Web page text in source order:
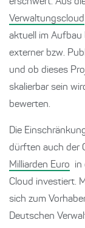
Verwaltungscloud
aktuell im Aufbau
externer bzw.
und ob dieses
skalierbar sein
bewerten.
Die
dürften auch der
Milliarden Euro
in
Cloud investiert.
sich zum
Deutschen